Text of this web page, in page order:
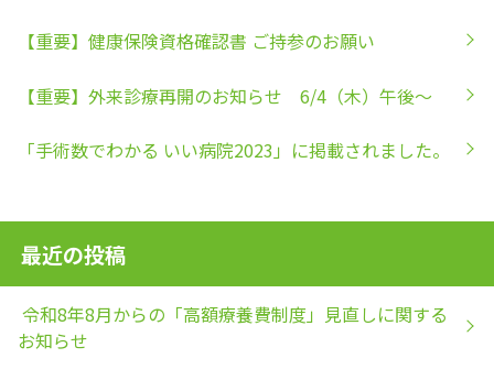
【重要】健康保険資格確認書 ご持参のお願い
【重要】外来診療再開のお知らせ 6/4（木）午後～
「手術数でわかる いい病院2023」に掲載されました。
最近の投稿
令和8年8月からの「高額療養費制度」見直しに関する
お知らせ